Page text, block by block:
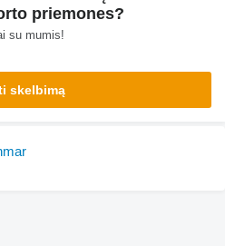
priemones?
su mumis!
skelbimą